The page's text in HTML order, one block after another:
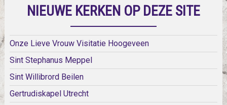
NIEUWE KERKEN OP DEZE SITE
Onze Lieve Vrouw Visitatie Hoogeveen
Sint Stephanus Meppel
Sint Willibrord Beilen
Gertrudiskapel Utrecht